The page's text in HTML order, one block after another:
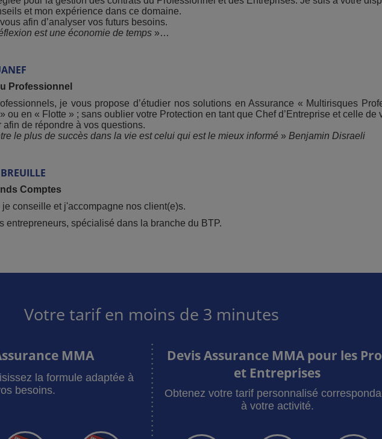
et mon expérience dans ce domaine.
afin d’analyser vos futurs besoins.
est une économie de temps»…
Professionnel
je vous propose d’étudier nos solutions en Assurance « Multirisques
ou en « Flotte » ; sans oublier votre Protection en tant que Chef d’Entreprise et celle de
de répondre à vos questions.
le plus de succès dans la vie est celui qui est le mieux informé» Benjamin Disraeli
BREUILLE
Comptes
conseille et j'accompagne nos client(e)s.
entrepreneurs, spécialisé dans la branche du BTP.
Votre tarif en moins de 3 minutes
MMA
la formule adaptée à
besoins.
Devis Assurance MMA pour les
et Entreprises
Obtenez votre tarif personnalisé
à votre activité.